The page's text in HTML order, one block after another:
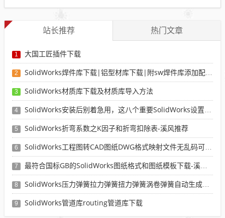
站长推荐 热门文章
1 大国工匠插件下载
2 SolidWorks焊件库下载|铝型材库下载|附sw焊件库添加配置使用教程
3 SolidWorks材质库下载及材质库导入方法
4 SolidWorks安装后别着急用，这八个重要SolidWorks设置可以提高你的画图效率
5 SolidWorks折弯系数之K因子和折弯扣除表-溪风推荐
6 SolidWorks工程图转CAD图纸DWG格式映射文件无乱码可分层-溪风亲测推荐
7 最符合国标GB的SolidWorks图纸格式和图纸模板下载-溪风专用版
8 SolidWorks压力弹簧拉力弹簧扭力弹簧涡卷弹簧自动生成宏程序下载
9 SolidWorks管道库routing管道库下载